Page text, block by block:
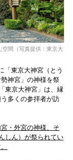
空間（写真提供：東京大
「東京大神宮（とう
神宮」の神様を祭
東京大神宮」は、縁
多くの参拝者が訪
・外宮の神様、そ
しん）が祭られてい